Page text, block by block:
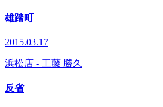
雄踏町
2015.03.17
浜松店 - 工藤 勝久
反省